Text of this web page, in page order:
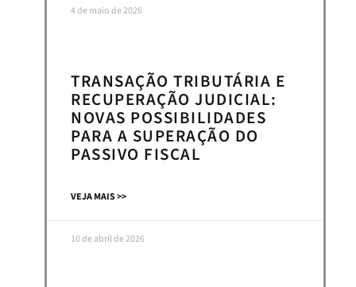
4 de maio de 2026
TRANSAÇÃO TRIBUTÁRIA E
RECUPERAÇÃO JUDICIAL:
NOVAS POSSIBILIDADES
PARA A SUPERAÇÃO DO
PASSIVO FISCAL
VEJA MAIS >>
10 de abril de 2026